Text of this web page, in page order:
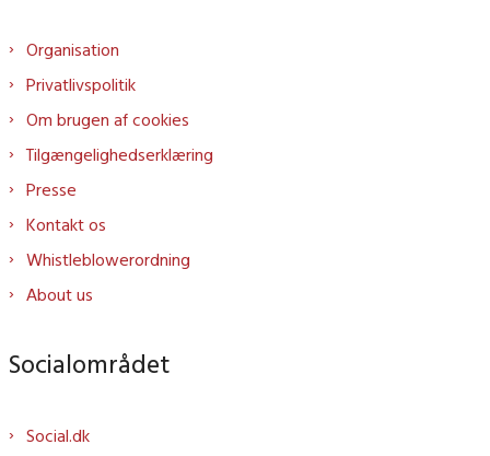
Organisation
Privatlivspolitik
Om brugen af cookies
Tilgængelighedserklæring
Presse
Kontakt os
Whistleblowerordning
About us
Socialområdet
Social.dk